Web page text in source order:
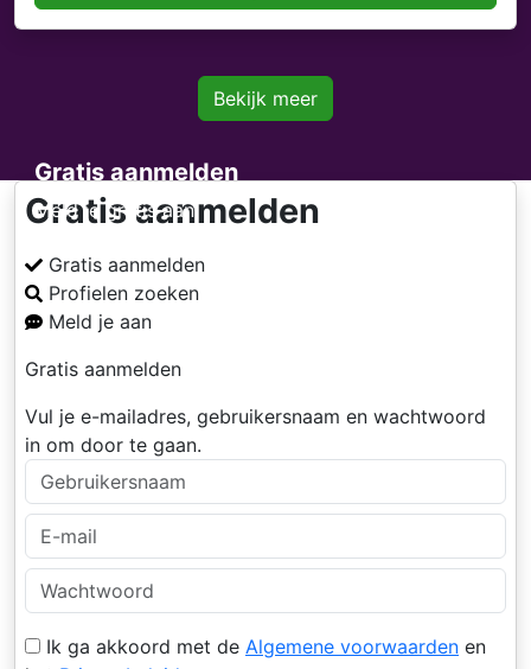
Bekijk meer
Gratis aanmelden
Meld je gratis aan
Gratis aanmelden
Gratis aanmelden
Profielen zoeken
Meld je aan
Gratis aanmelden
Vul je e-mailadres, gebruikersnaam en wachtwoord
in om door te gaan.
Ik ga akkoord met de Algemene voorwaarden en